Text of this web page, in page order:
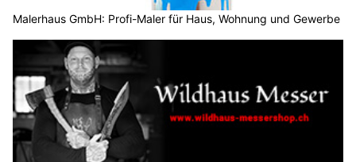
Malerhaus GmbH: Profi-Maler für Haus, Wohnung und Gewerbe